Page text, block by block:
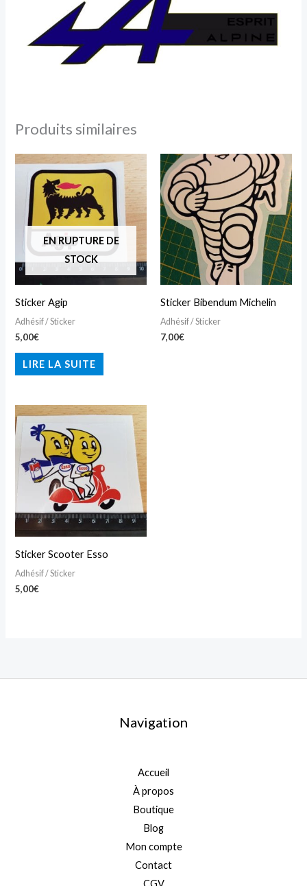
Produits similaires
EN RUPTURE DE
STOCK
Sticker Agip
Adhésif / Sticker
5,00€
LIRE LA SUITE
Sticker Bibendum Michelin
Adhésif / Sticker
7,00€
Sticker Scooter Esso
Adhésif / Sticker
5,00€
Navigation
Accueil
À propos
Boutique
Blog
Mon compte
Contact
CGV